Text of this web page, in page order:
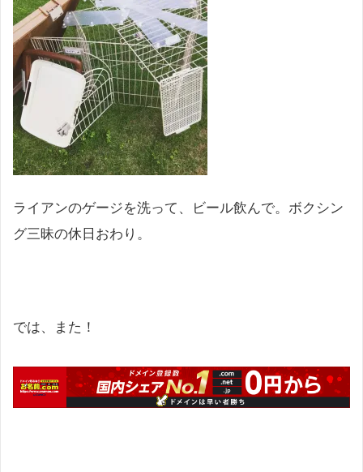
ライアンのゲージを洗って、ビール飲んで。ボクシン
グ三昧の休日おわり。
では、また！